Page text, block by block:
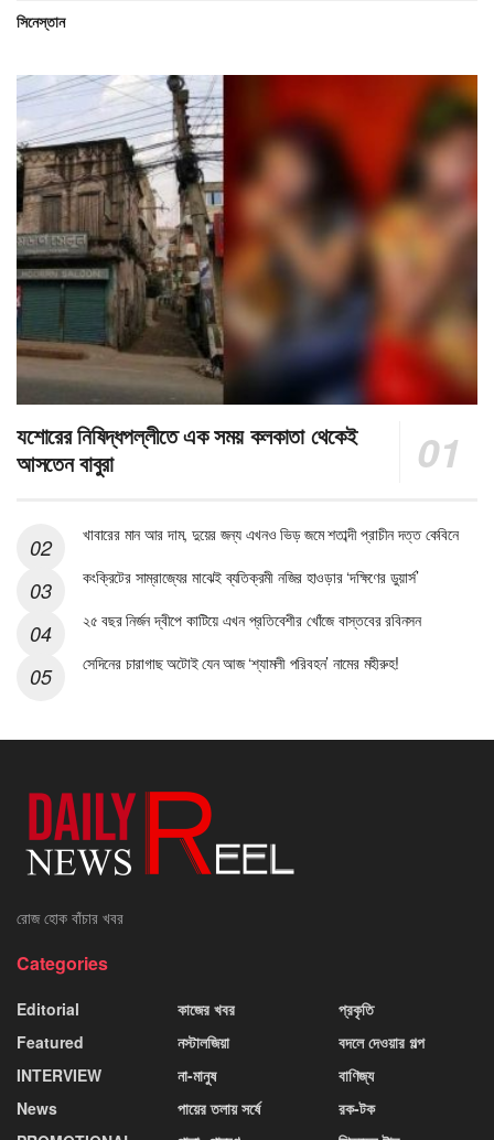
সিনেস্তান
যশোরের নিষিদ্ধপল্লীতে এক সময় কলকাতা থেকেই
আসতেন বাবুরা
খাবারের মান আর দাম, দুয়ের জন্য এখনও ভিড় জমে শতাব্দী প্রাচীন দত্ত কেবিনে
কংক্রিটের সাম্রাজ্যের মাঝেই ব্যতিক্রমী নজির হাওড়ার ‘দক্ষিণের ডুয়ার্স’
২৫ বছর নির্জন দ্বীপে কাটিয়ে এখন প্রতিবেশীর খোঁজে বাস্তবের রবিনসন
সেদিনের চারাগাছ অটোই যেন আজ ‘শ্যামলী পরিবহন’ নামের মহীরুহ!
রোজ হোক বাঁচার খবর
Categories
Editorial
Featured
INTERVIEW
News
কাজের খবর
নস্টালজিয়া
না-মানুষ
পায়ের তলায় সর্ষে
প্রকৃতি
বদলে দেওয়ার গল্প
বাণিজ্য
রক-টক